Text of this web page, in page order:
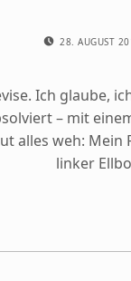
28. AUGUST
Ich glaube,
– mit
alles weh: Mein
linker